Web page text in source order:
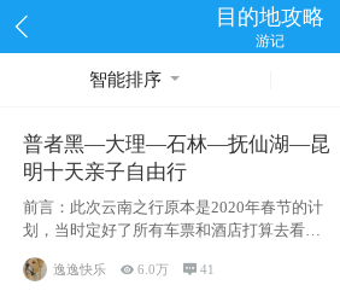
目的地攻略
游记
智能排序
普者黑—大理—石林—抚仙湖—昆
明十天亲子自由行
前言：此次云南之行原本是2020年春节的计
划，当时定好了所有车票和酒店打算去看红
嘴鸥，但是一场突如其来的
逸逸快乐 6.0万 41